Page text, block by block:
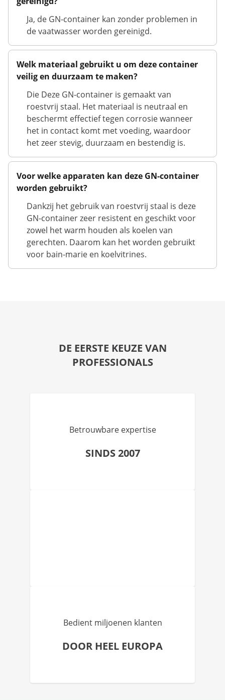
Ja, de GN-container kan zonder problemen in
de vaatwasser worden gereinigd.
Welk materiaal gebruikt u om deze container
veilig en duurzaam te maken?
Die Deze GN-container is gemaakt van
roestvrij staal. Het materiaal is neutraal en
beschermt effectief tegen corrosie wanneer
het in contact komt met voeding, waardoor
het zeer stevig, duurzaam en bestendig is.
Voor welke apparaten kan deze GN-container
worden gebruikt?
Dankzij het gebruik van roestvrij staal is deze
GN-container zeer resistent en geschikt voor
zowel het warm houden als koelen van
gerechten. Daarom kan het worden gebruikt
voor bain-marie en koelvitrines.
DE EERSTE KEUZE VAN
PROFESSIONALS
Betrouwbare expertise
SINDS 2007
Bedient miljoenen klanten
DOOR HEEL EUROPA